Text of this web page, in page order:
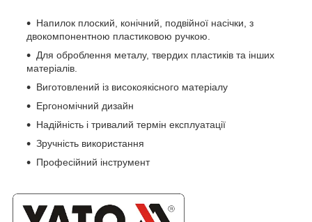
Напилок плоский, конічний, подвійної насічки, з
двокомпонентною пластиковою ручкою.
Для оброблення металу, твердих пластиків та інших
матеріалів.
Виготовлений із високоякісного матеріалу
Ергономічний дизайн
Надійність і тривалий термін експлуатації
Зручність використання
Професійний інструмент